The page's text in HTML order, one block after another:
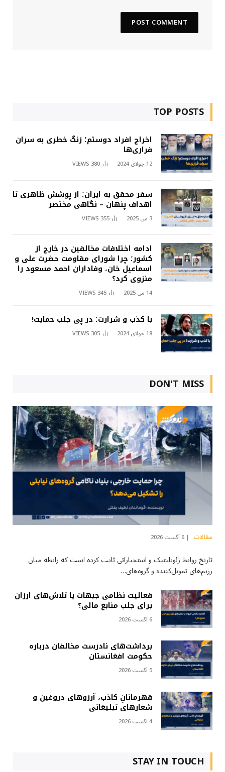
TOP POSTS
اخراج افراد دوستم؛ زنگ خطری به سران
فراری‌ها
12 جولای 2024 380
VIEWS
سفر محقق به ایران؛ از پوشش ظاهری تا
اهداف پنهان – نگاهی مختصر
3 می 2025 355
VIEWS
ادامه اختلافات مخالفین در خارج از
کشور؛ چرا شورای مقاومت حضرت علی و
اسماعیل خان، وفاداران احمد مسعود را
منزوی کرد؟
14 می 2025 345
VIEWS
با کذب و شرارت؛ در پی جلب حمایت!
18 جولای 2024 305
VIEWS
DON'T MISS
مقالات 6 آگست 2026
تاریخ روابط ژئوپلیتیک و استخباراتی ثابت کرده است که رابطه میان
رژیم‌های تمویل‌کننده و گروه‌های…
فعالیت نظامی جبهات یا تلاش‌های ارزان
برای جلب منابع مالی؟
6 آگست 2026
برداشت‌های نادرست مخالفان درباره
حکومت افغانستان
5 آگست 2026
قهرمانانِ کاذب، آرزوهای دروغین و
شعارهای تبلیغاتی
4 آگست 2026
STAY IN TOUCH